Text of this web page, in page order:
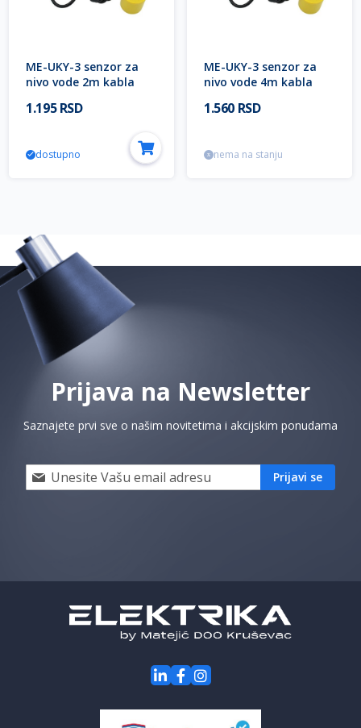
ME-UKY-3 senzor za
nivo vode 2m kabla
Electric
1.195 RSD
dostupno
ME-UKY-3 senzor za
nivo vode 4m kabla
Electric
1.560 RSD
nema na stanju
Prijava na Newsletter
Saznajete prvi sve o našim novitetima i akcijskim ponudama
Prijavi
se
akcije
Prijavi se